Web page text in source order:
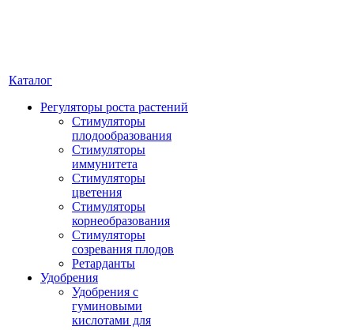
Каталог
Регуляторы роста растений
Стимуляторы
плодообразования
Стимуляторы
иммунитета
Стимуляторы
цветения
Стимуляторы
корнеобразования
Стимуляторы
созревания плодов
Ретарданты
Удобрения
Удобрения с
гуминовыми
кислотами для